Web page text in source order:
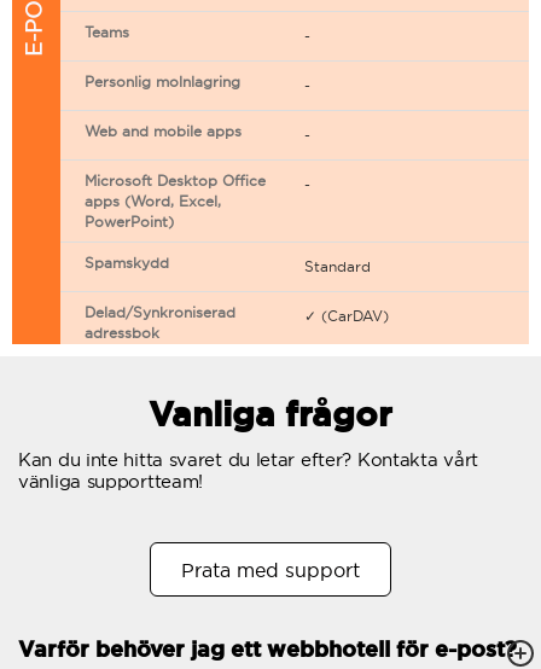
Teams -
Personlig molnlagring -
Web and mobile apps -
Microsoft Desktop Office
apps (Word, Excel,
PowerPoint)
-
Spamskydd Standard
Delad/Synkroniserad
adressbok
✓ (CarDAV)
Vidarebefordring av e-post
30
-
Vanliga frågor
Kan du inte hitta svaret du letar efter? Kontakta vårt
vänliga supportteam!
Prata med support
Varför behöver jag ett webbhotell för e-post?